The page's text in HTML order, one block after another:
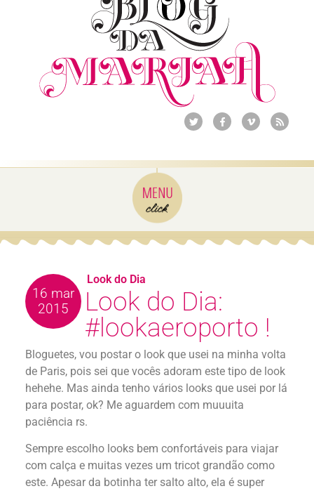
16 mar
2015
Look do Dia:
#lookaeroporto !
Bloguetes, vou postar o look que usei na minha volta
de Paris, pois sei que vocês adoram este tipo de look
hehehe. Mas ainda tenho vários looks que usei por lá
para postar, ok? Me aguardem com muuuita
paciência rs.
Sempre escolho looks bem confortáveis para viajar
com calça e muitas vezes um tricot grandão como
este. Apesar da botinha ter salto alto, ela é super
Look do Dia